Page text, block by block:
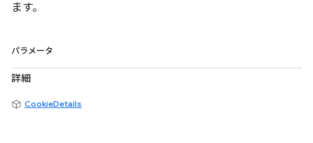
ます。
パラメータ
詳細
CookieDetails